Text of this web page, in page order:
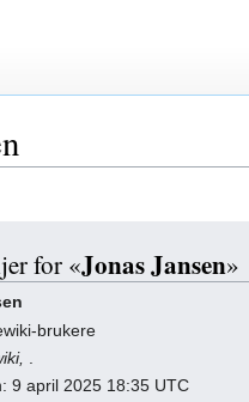
for «Jonas Jansen»
brukere
9 april 2025 18:35 UTC